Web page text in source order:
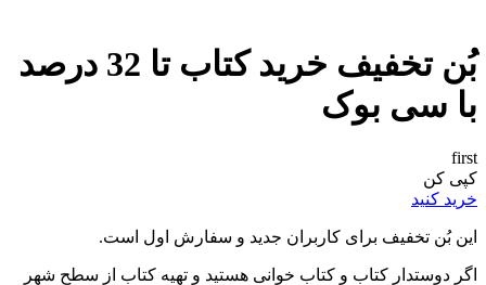
بُن تخفیف خرید کتاب تا 32 درصد
با سی بوک
first
کپی کن
خرید کنید
این بُن تخفیف برای کاربران جدید و سفارش اول است.
اگر دوستدار کتاب و کتاب خوانی هستید و تهیه کتاب از سطح شهر